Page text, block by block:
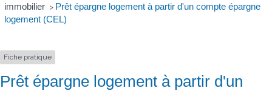
immobilier > Prêt épargne logement à partir d'un compte épargne
logement (CEL)
Fiche pratique
Prêt épargne logement à partir d'un